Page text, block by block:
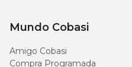
Mundo Cobasi
Amigo Cobasi
Compra Programada